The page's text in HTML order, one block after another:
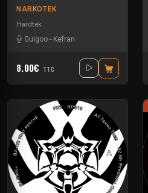
NARKOTEK
Hardtek
Guigoo - Kefran
8.00€ TTC